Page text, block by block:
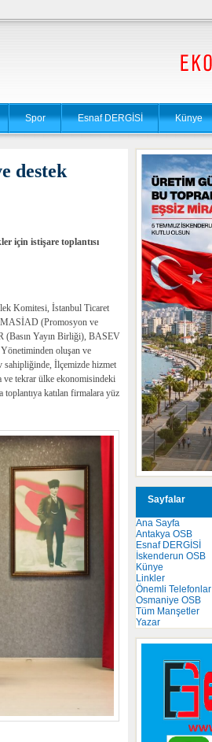
Spor Esnaf DERGİSİ Künye
destek
için istişare toplantısı
Komitesi, İstanbul Ticaret
(Promosyon ve
(Basın Yayın Birliği), BASEV
oluşan ve
sahipliğinde, İlçemizde hizmet
ve tekrar ülke ekonomisindeki
katılan firmalara yüz
Sayfalar
Ana Sayfa
Antakya OSB
Esnaf DERGİSİ
İskenderun OSB
Künye
Linkler
Önemli Telefonlar
Osmaniye OSB
Tüm Manşetler
Yazar